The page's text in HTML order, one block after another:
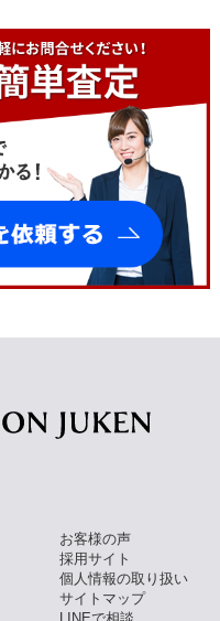
お客様の声
採用サイト
個人情報の取り扱い
サイトマップ